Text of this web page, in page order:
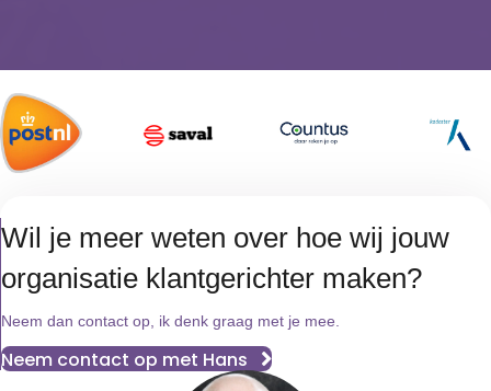
Wil je meer weten over hoe wij jouw
organisatie klantgerichter maken?
Neem dan contact op, ik denk graag met je mee.
Neem contact op met Hans